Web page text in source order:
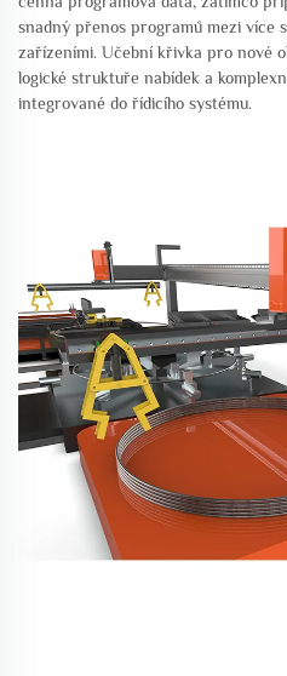
snadný přenos programů mezi více
zařízeními. Učební křivka pro nové
logické struktuře nabídek a
integrované do řídicího systému.